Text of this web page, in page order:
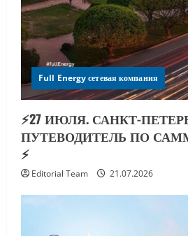
Full Energy сетевая компания
⚡️27 ИЮЛЯ. САНКТ-
ПУТЕВОДИТЕЛЬ ПО
⚡️
Editorial Team 21.07.2026